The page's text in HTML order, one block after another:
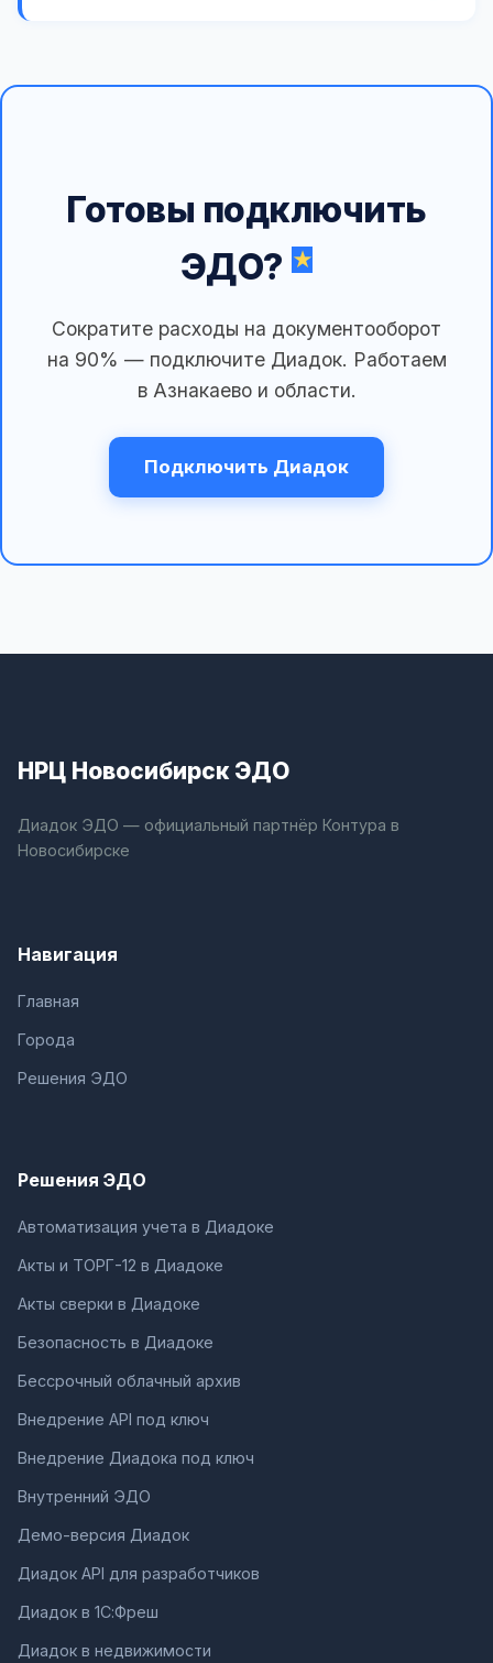
Готовы подключить
ЭДО?
Сократите расходы на документооборот
на 90% — подключите Диадок. Работаем
в Азнакаево и области.
Подключить Диадок
НРЦ Новосибирск ЭДО
Диадок ЭДО — официальный партнёр Контура в
Новосибирске
Навигация
Главная
Города
Решения ЭДО
Решения ЭДО
Автоматизация учета в Диадоке
Акты и ТОРГ-12 в Диадоке
Акты сверки в Диадоке
Безопасность в Диадоке
Бессрочный облачный архив
Внедрение API под ключ
Внедрение Диадока под ключ
Внутренний ЭДО
Демо-версия Диадок
Диадок API для разработчиков
Диадок в 1С:Фреш
Диадок в недвижимости